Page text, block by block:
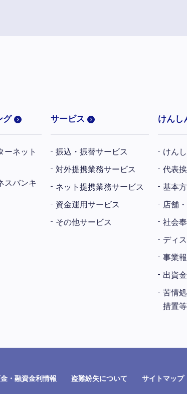
グ
ーネット
スバンキ
サービス
振込・振替サービス
対外提携業務サービス
ネット提携業務サービス
資金運用サービス
その他サービス
けんし
けん
代表
基本
店舗
社会
ディ
事業
出資
苦情
措置
・融資金利情報 盗難紛失について サイトマップ